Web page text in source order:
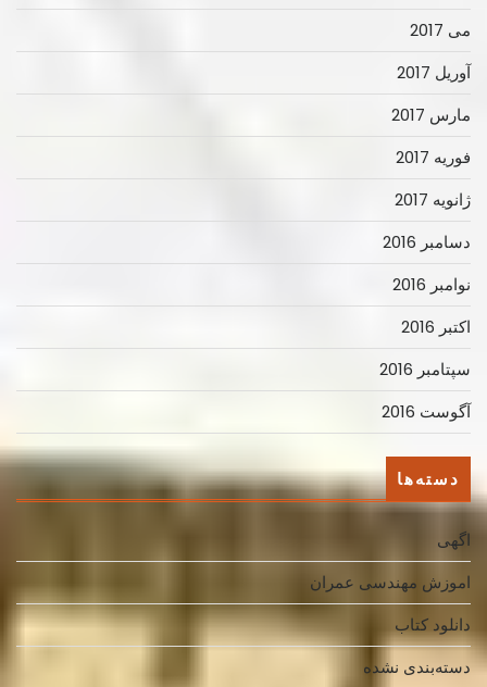
می 2017
آوریل 2017
مارس 2017
فوریه 2017
ژانویه 2017
دسامبر 2016
نوامبر 2016
اکتبر 2016
سپتامبر 2016
آگوست 2016
دسته‌ها
اگهی
اموزش مهندسی عمران
دانلود کتاب
دسته‌بندی نشده